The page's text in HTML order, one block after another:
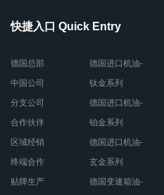
快捷入口 Quick Entry
德国总部
中国公司
分支公司
合作伙伴
区域经销
终端合作
贴牌生产
德国进口机油-
钛金系列
德国进口机油-
铂金系列
德国进口机油-
玄金系列
德国变速箱油-